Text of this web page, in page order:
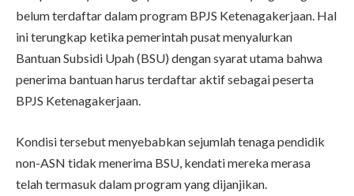
belum terdaftar dalam program BPJS Ketenagakerjaan. Hal
ini terungkap ketika pemerintah pusat menyalurkan
Bantuan Subsidi Upah (BSU) dengan syarat utama bahwa
penerima bantuan harus terdaftar aktif sebagai peserta
BPJS Ketenagakerjaan.
Kondisi tersebut menyebabkan sejumlah tenaga pendidik
non-ASN tidak menerima BSU, kendati mereka merasa
telah termasuk dalam program yang dijanjikan.